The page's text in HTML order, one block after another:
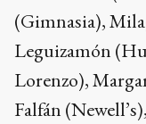
(Gimnasia),
Leguizamón
Lorenzo),
Falfán